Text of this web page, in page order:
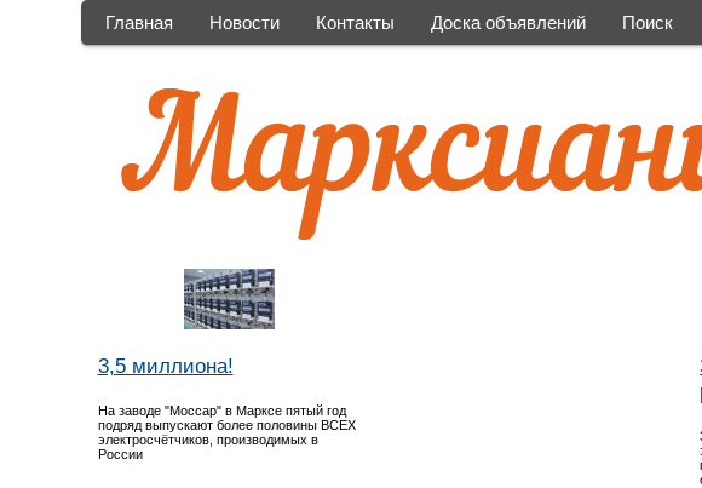
Главная Новости Контакты Доска объявлений Поиск
3,5 миллиона!
На заводе "Моссар" в Марксе пятый год
подряд выпускают более половины ВСЕХ
электросчётчиков, производимых в
России